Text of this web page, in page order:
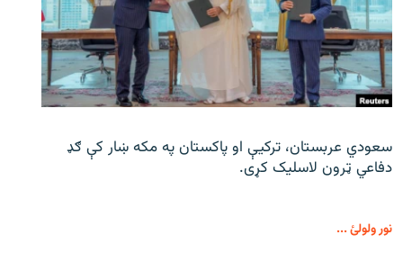
سعودي عربستان، ترکیې او پاکستان په مکه ښار کې ګډ
دفاعي ټرون لاسلیک کړی.
نور ولولئ ...